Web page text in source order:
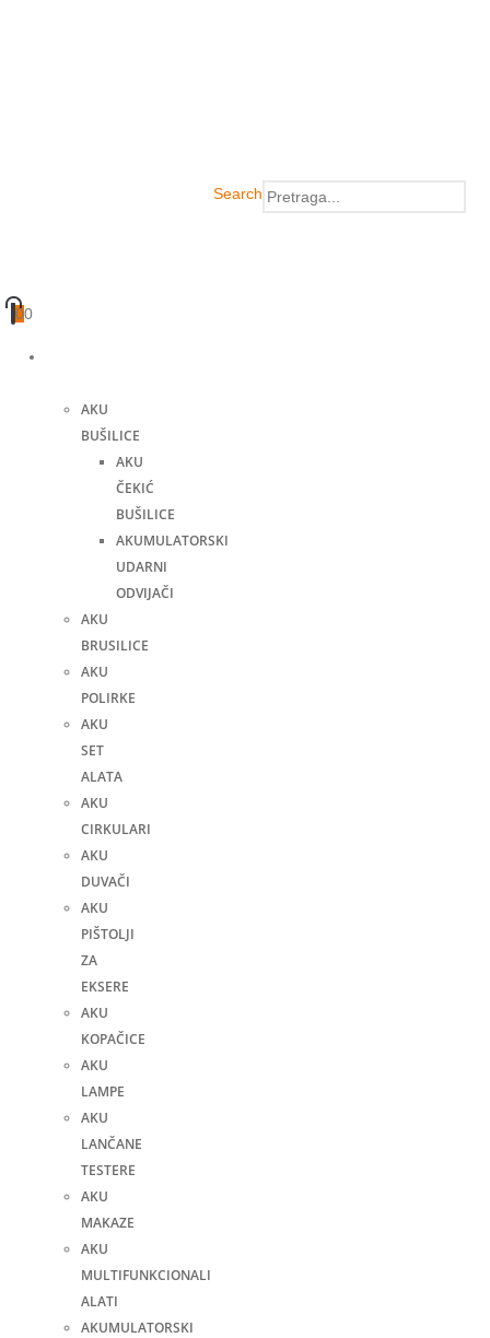
Search
00
AKU
BUŠILICE
AKU
ČEKIĆ
BUŠILICE
AKUMULATORSKI
UDARNI
ODVIJAČI
AKU
BRUSILICE
AKU
POLIRKE
AKU
SET
ALATA
AKU
CIRKULARI
AKU
DUVAČI
AKU
PIŠTOLJI
ZA
EKSERE
AKU
KOPAČICE
AKU
LAMPE
AKU
LANČANE
TESTERE
AKU
MAKAZE
AKU
MULTIFUNKCIONALI
ALATI
AKUMULATORSKI